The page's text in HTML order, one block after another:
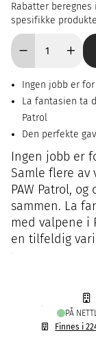
Rabatter
spesifikke
Ingen jobb er
La fantasien ta
Patrol
Den perfekte
Ingen jobb er
Samle flere av
PAW Patrol,
sammen. La
med valpene i
en tilfeldig
PÅ
Finnes i